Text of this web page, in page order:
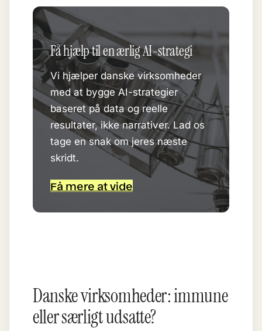
Få hjælp til en ærlig AI-strategi
Vi hjælper danske virksomheder
med at bygge AI-strategier
baseret på data og reelle
resultater, ikke narrativer. Lad os
tage en snak om jeres næste
skridt.
Få mere at vide
Danske virksomheder: immune
eller særligt udsatte?